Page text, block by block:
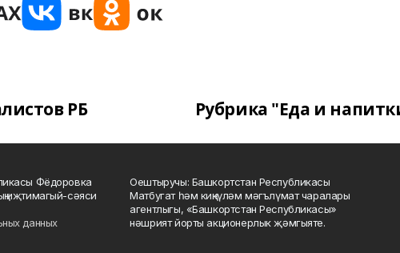
РБ Рубрика "Еда и
Фёдоровка
иҗтимагый-сәяси
данных
Оештыручы: Башкортстан Республикасы
Матбугат һәм киңкүләм мәгълүмат чаралары
агентлыгы, «Башкортстан Республикасы»
нәшрият йорты акционерлык җәмгыяте.